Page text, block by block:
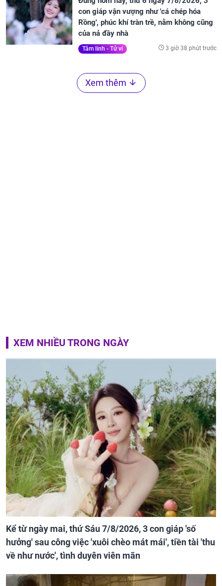
con giáp vận vượng như 'cá chép hóa
Rồng', phúc khí tràn trề, nằm không cũng
của nả đầy nhà
Tâm linh - Tử vi 3 giờ 38 phút trước
Xem thêm
XEM NHIỀU TRONG NGÀY
Kể từ ngày mai, thứ Sáu 7/8/2026, 3 con giáp 'số
hưởng' sau công việc 'xuôi chèo mát mái', tiền tài 'thu
về như nước', tình duyên viên mãn